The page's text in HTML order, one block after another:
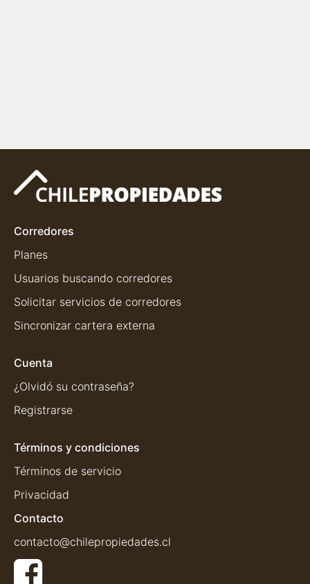
Corredores
Planes
Usuarios buscando corredores
Solicitar servicios de corredores
Sincronizar cartera externa
Cuenta
¿Olvidó su contraseña?
Registrarse
Términos y condiciones
Términos de servicio
Privacidad
Contacto
contacto@chilepropiedades.cl